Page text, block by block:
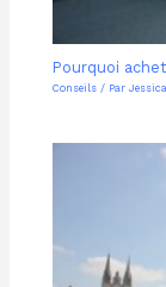
Pourquoi
Conseils / ParJessica